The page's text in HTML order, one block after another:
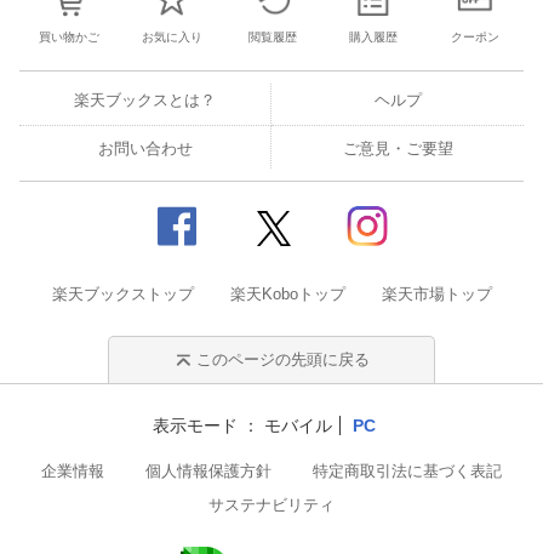
買い物かご お気に入り 閲覧履歴 購入履歴 クーポン
楽天ブックスとは？ ヘルプ
お問い合わせ ご意見・ご要望
楽天ブックストップ 楽天Koboトップ 楽天市場トップ
このページの先頭に戻る
表示モード モバイル PC
企業情報 個人情報保護方針
特定商取引法に基づく表記
サステナビリティ